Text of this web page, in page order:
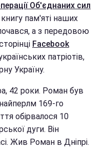
Об'єднаних сил
пам'яті наших
а з передовою
Facebook
патріотів,
Україну.
42 роки. Роман був
169-го
обірвалося 10
дуги. Він
Жив Роман в Дніпрі.